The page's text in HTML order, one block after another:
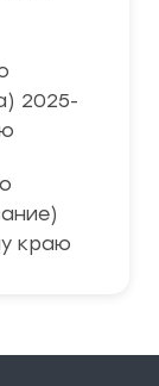
2025-
краю